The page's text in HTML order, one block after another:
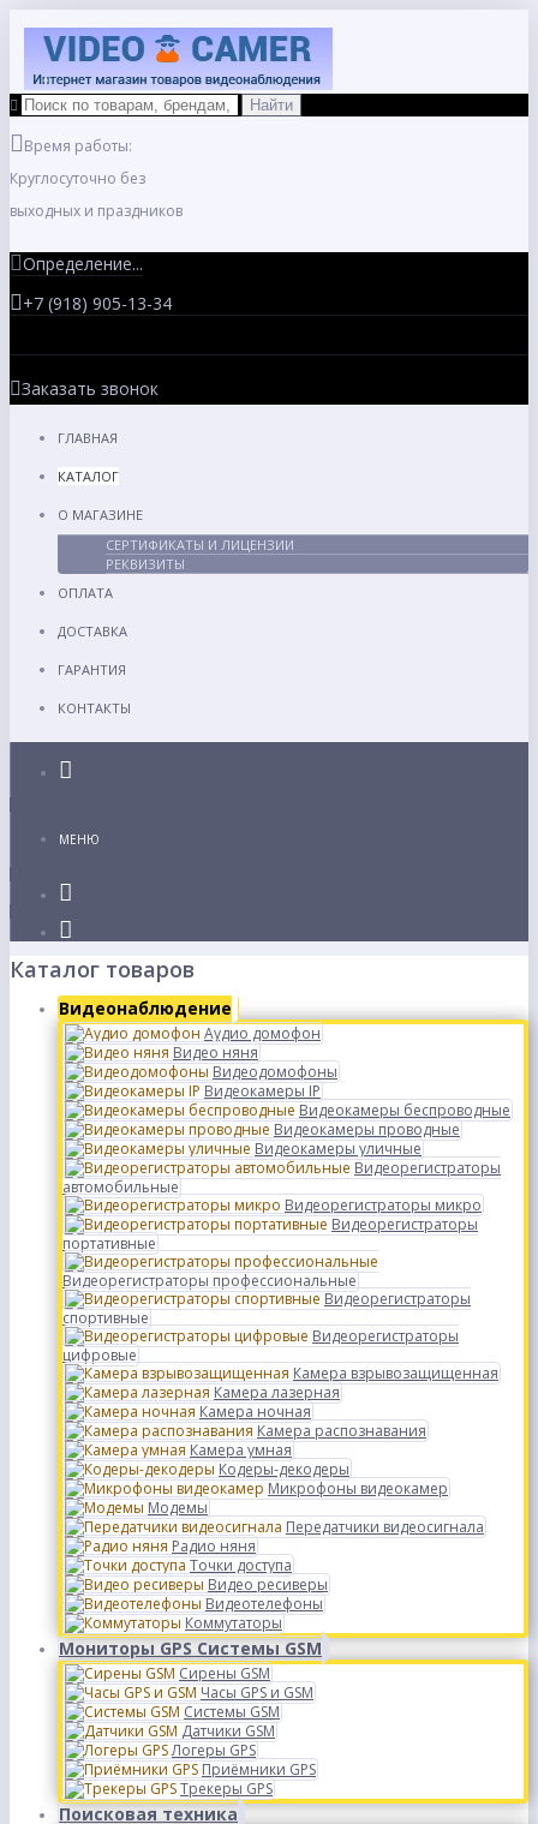
Время работы:
Круглосуточно без
выходных и праздников
Определение...
+7 (918) 905-13-34
Заказать звонок
ГЛАВНАЯ
КАТАЛОГ
О МАГАЗИНЕ
СЕРТИФИКАТЫ И ЛИЦЕНЗИИ
РЕКВИЗИТЫ
ОПЛАТА
ДОСТАВКА
ГАРАНТИЯ
КОНТАКТЫ
МЕНЮ
Каталог товаров
Видеонаблюдение
Аудио домофон
Видео няня
Видеодомофоны
Видеокамеры IP
Видеокамеры беспроводные
Видеокамеры проводные
Видеокамеры уличные
Видеорегистраторы
автомобильные
Видеорегистраторы микро
Видеорегистраторы
портативные
Видеорегистраторы профессиональные
Видеорегистраторы
спортивные
Видеорегистраторы
цифровые
Камера взрывозащищенная
Камера лазерная
Камера ночная
Камера распознавания
Камера умная
Кодеры-декодеры
Микрофоны видеокамер
Модемы
Передатчики видеосигнала
Радио няня
Точки доступа
Видео ресиверы
Видеотелефоны
Коммутаторы
Мониторы GPS Системы GSM
Сирены GSM
Часы GPS и GSM
Системы GSM
Датчики GSM
Логеры GPS
Приёмники GPS
Трекеры GPS
Поисковая техника